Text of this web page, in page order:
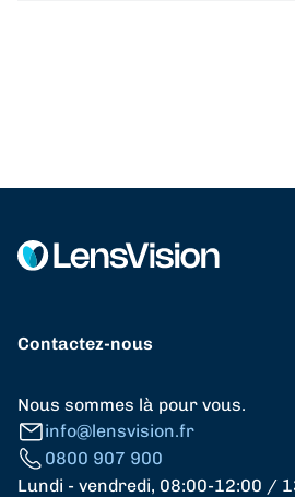
Contactez-nous
Nous sommes là pour vous.
info@lensvision.fr
0800 907 900
Lundi - vendredi, 08:00-12:00 /